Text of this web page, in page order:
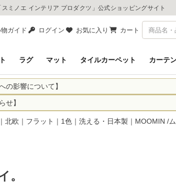
ミノエ インテリア プロダクツ」公式ショッピングサイト
ガイド ログイン お気に入り カート 商品を検索
ラグ マット タイルカーペット カーテ
の影響について】
の意を表しますとともに、被災された皆さま
、一部地域を発着するお荷物のお届けに遅れが
せ】
業とさせて頂きます。
出荷は
欧｜フラット｜1色｜洗える・日本製｜MOOMIN /
。